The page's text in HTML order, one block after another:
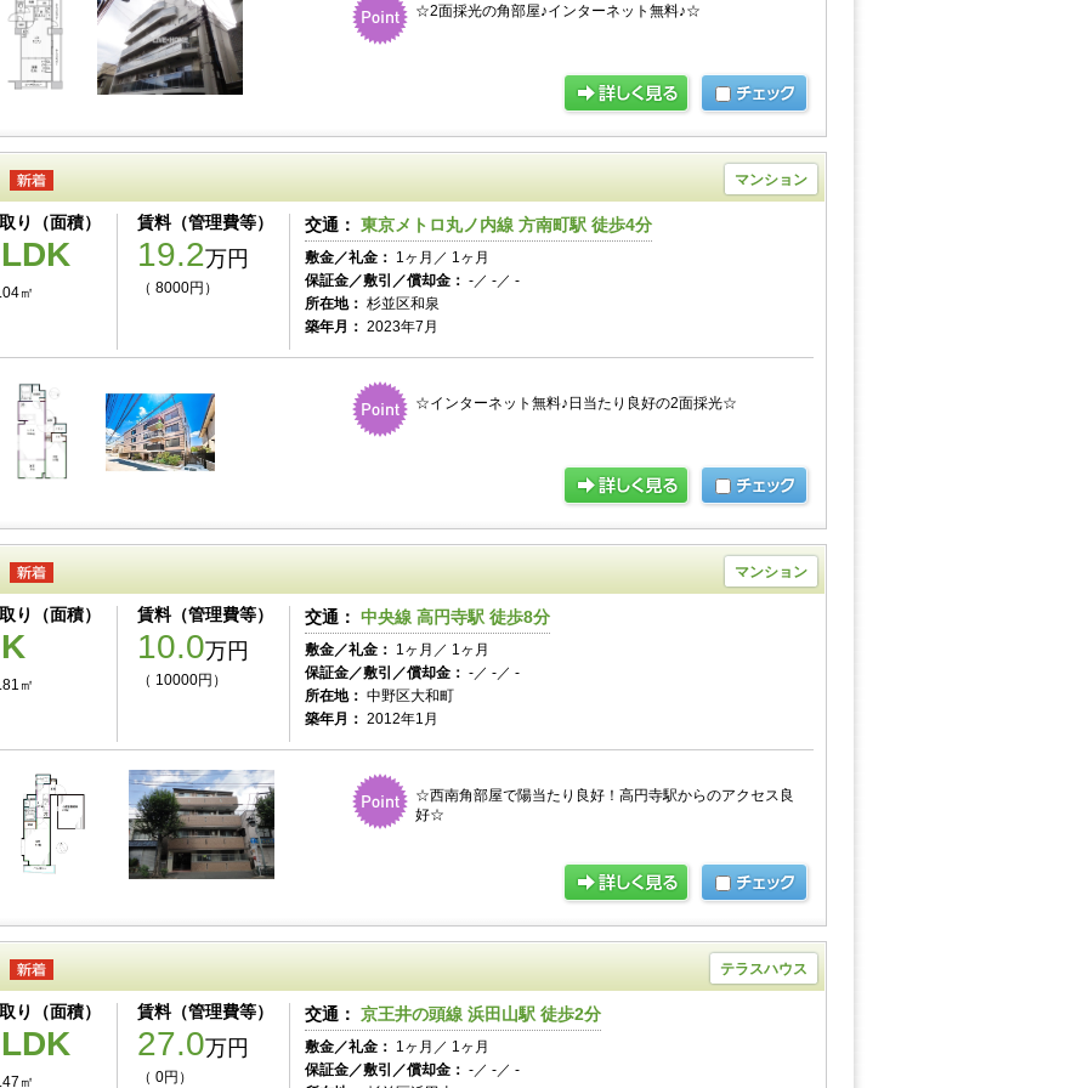
☆2面採光の角部屋♪インターネット無料♪☆
マンション
り（面積）
㎡
賃料（管理費等）
19.2万円
（ 8000円）
交通： 東京メトロ丸ノ内線 方南町駅 徒歩4分
敷金／礼金： 1ヶ月／ 1ヶ月
保証金／敷引／償却金： -／ -／ -
所在地： 杉並区和泉
築年月： 2023年7月
☆インターネット無料♪日当たり良好の2面採光☆
マンション
り（面積）
㎡
賃料（管理費等）
10.0万円
（ 10000円）
交通： 中央線 高円寺駅 徒歩8分
敷金／礼金： 1ヶ月／ 1ヶ月
保証金／敷引／償却金： -／ -／ -
所在地： 中野区大和町
築年月： 2012年1月
☆西南角部屋で陽当たり良好！高円寺駅からのアクセス良
好☆
テラスハウス
り（面積）
㎡
賃料（管理費等）
27.0万円
（ 0円）
交通： 京王井の頭線 浜田山駅 徒歩2分
敷金／礼金： 1ヶ月／ 1ヶ月
保証金／敷引／償却金： -／ -／ -